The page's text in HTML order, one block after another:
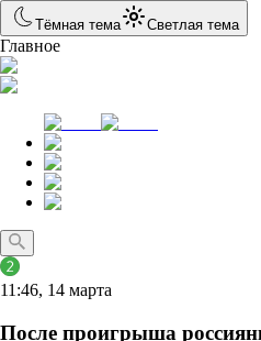
Тёмная тема Светлая тема
Главное
11:46, 14 марта
После проигрыша